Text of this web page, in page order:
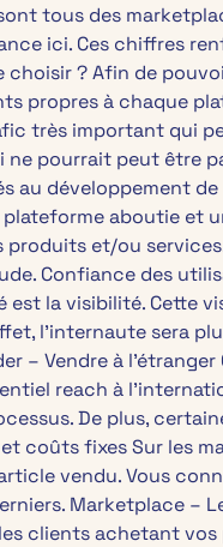
tous des
ici. Ces chiffres
? Afin de
propres à chaque
très important qui
pourrait peut être
au développement
aboutie et
produits et/ou
Confiance des
est la visibilité. Cette
l’internaute sera
Vendre à l’étranger
reach à
De plus,
coûts fixes Sur les
vendu. Vous
Marketplace –
clients achetant